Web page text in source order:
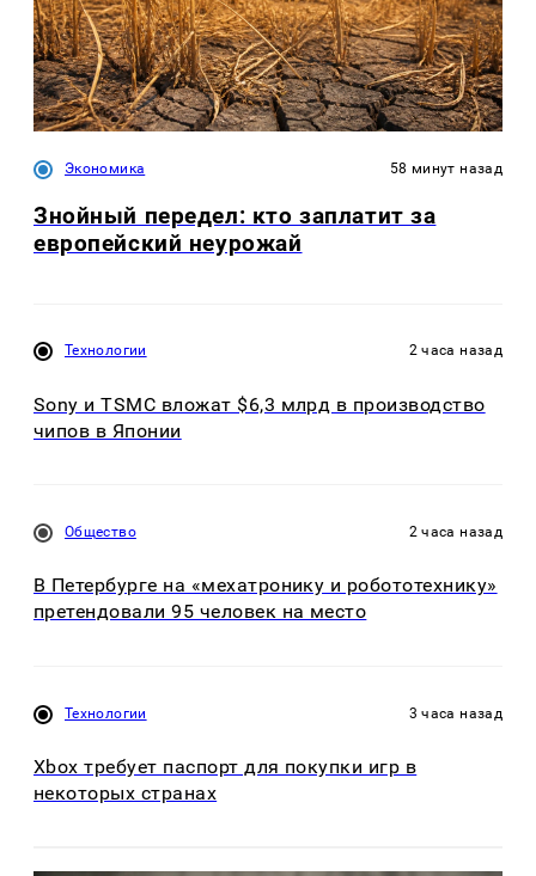
Экономика 58 минут назад
Знойный передел: кто заплатит за
европейский неурожай
Технологии 2 часа назад
Sony и TSMC вложат $6,3 млрд в производство
чипов в Японии
Общество 2 часа назад
В Петербурге на «мехатронику и робототехнику»
претендовали 95 человек на место
Технологии 3 часа назад
Xbox требует паспорт для покупки игр в
некоторых странах